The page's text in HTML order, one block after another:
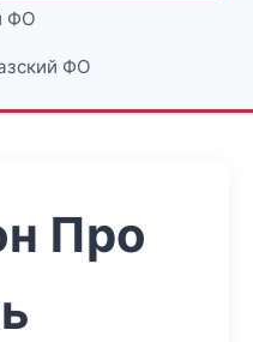
ФО
ФО
Про